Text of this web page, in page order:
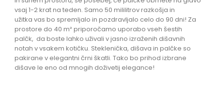
vsaj 1-2 krat na teden. Samo 50 mililitrov razkošja in
užitka vas bo spremljalo in pozdravljalo celo do 90 dni! Za
prostore do 40 m² priporočamo uporabo vseh šestih
palčk, da boste lahko uživali v jasno izraženih dišavnih
notah v vsakem kotičku. Steklenička, dišava in palčke so
pakirane v elegantni črni škatli. Tako bo prihod izbrane
dišave le eno od mnogih doživetij elegance!